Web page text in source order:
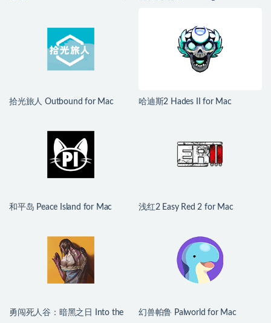
拾光旅人 Outbound for Mac
哈迪斯2 Hades II for Mac
和平岛 Peace Island for Mac
浅红2 Easy Red 2 for Mac
勇闯死人谷：暗黑之日 Into the
幻兽帕鲁 Palworld for Mac